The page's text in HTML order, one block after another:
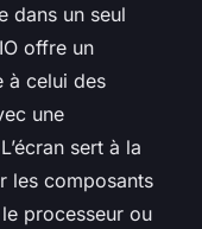
dans un seul
offre un
à celui des
une
sert à la
les composants
processeur ou